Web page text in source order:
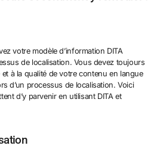
votre modèle d’information DITA
de localisation. Vous devez toujours
à la qualité de votre contenu en langue
d’un processus de localisation. Voici
d’y parvenir en utilisant DITA et